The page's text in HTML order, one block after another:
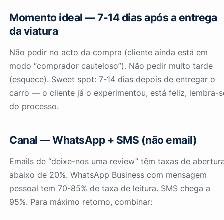
Momento ideal — 7-14 dias após a entrega
da viatura
Não pedir no acto da compra (cliente ainda está em
modo “comprador cauteloso”). Não pedir muito tarde
(esquece). Sweet spot: 7-14 dias depois de entregar o
carro — o cliente já o experimentou, está feliz, lembra-
do processo.
Canal — WhatsApp + SMS (não email)
Emails de “deixe-nos uma review” têm taxas de
abaixo de 20%. WhatsApp Business com mensagem
pessoal tem 70-85% de taxa de leitura. SMS chega a
95%. Para máximo retorno, combinar: